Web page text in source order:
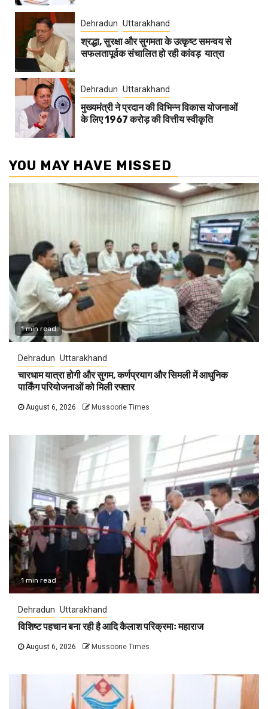
Dehradun Uttarakhand
श्रद्धा, सुरक्षा और सुगमता के उत्कृष्ट समन्वय से
सफलतापूर्वक संचालित हो रही कांवड़ यात्रा
Dehradun Uttarakhand
मुख्यमंत्री ने प्रदान की विभिन्न विकास योजनाओं
के लिए 1967 करोड़ की वित्तीय स्वीकृति
YOU MAY HAVE MISSED
1 min read
Dehradun Uttarakhand
चारधाम यात्रा होगी और सुगम, कर्णप्रयाग और सिमली में आधुनिक
पार्किंग परियोजनाओं को मिली रफ्तार
August 6, 2026 Mussoorie Times
1 min read
Dehradun Uttarakhand
विशिष्ट पहचान बना रही है आदि कैलाश परिक्रमाः महाराज
August 6, 2026 Mussoorie Times